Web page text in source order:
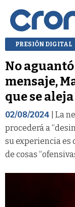
PRESIÓN DIGITAL
No
mensaje,
que se
02/08/2024 | La
procederá a
su experiencia es
de cosas